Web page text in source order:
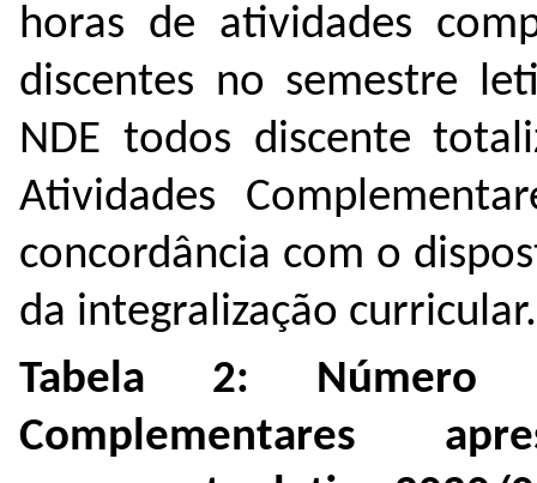
horas de atividades
discentes no semestre
NDE todos discente
Atividades
concordância com o
da integralização curricular.
Tabela 2: Número
Complementares